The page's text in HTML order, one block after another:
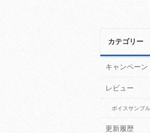
カテゴリー
キャンペーン
レビュー
ボイスサンプ
更新履歴